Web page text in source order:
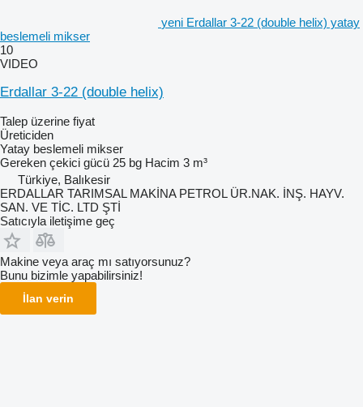
yeni Erdallar 3-22 (double helix) yatay
beslemeli mikser
10
VIDEO
Erdallar 3-22 (double helix)
Talep üzerine fiyat
Üreticiden
Yatay beslemeli mikser
Gereken çekici gücü 25 bg Hacim 3 m³
Türkiye, Balıkesir
ERDALLAR TARIMSAL MAKİNA PETROL ÜR.NAK. İNŞ. HAYV.
SAN. VE TİC. LTD ŞTİ
Satıcıyla iletişime geç
Makine veya araç mı satıyorsunuz?
Bunu bizimle yapabilirsiniz!
İlan verin